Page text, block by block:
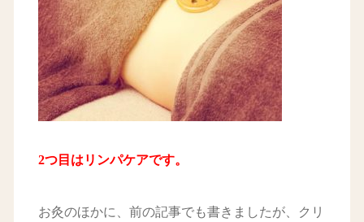
2つ目はリンパケアです。
お灸のほかに、前の記事でも書きましたが、クリ